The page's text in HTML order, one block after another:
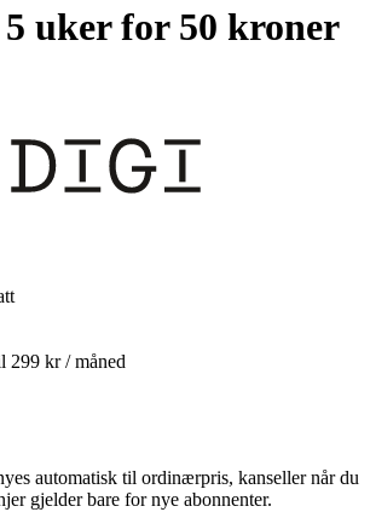
5 uker for 50 kroner
299 kr / måned
automatisk til ordinærpris, kanseller når du
gjelder bare for nye abonnenter.